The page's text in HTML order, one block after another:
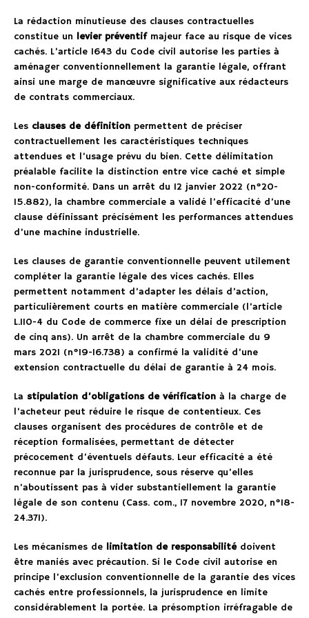
La rédaction minutieuse des clauses contractuelles
constitue un levier préventifmajeur face au risque de vices
cachés. L’article 1643 du Code civil autorise les parties à
aménager conventionnellement la garantie légale, offrant
ainsi une marge de manœuvre significative aux rédacteurs
de contrats commerciaux.
Les clauses de définition permettent de préciser
contractuellement les caractéristiques techniques
attendues et l’usage prévu du bien. Cette délimitation
préalable facilite la distinction entre vice caché et simple
non-conformité. Dans un arrêt du 12 janvier 2022 (n°20-
15.882), la chambre commerciale a validé l’efficacité d’une
clause définissant précisément les performances attendues
d’une machine industrielle.
Les clauses de garantie conventionnelle peuvent utilement
compléter la garantie légale des vices cachés. Elles
permettent notamment d’adapter les délais d’action,
particulièrement courts en matière commerciale (l’article
L.110-4 du Code de commerce fixe un délai de prescription
de cinq ans). Un arrêt de la chambre commerciale du 9
mars 2021 (n°19-16.738) a confirmé la validité d’une
extension contractuelle du délai de garantie à 24 mois.
La stipulation d’obligations de vérification à la charge de
l’acheteur peut réduire le risque de contentieux. Ces
clauses organisent des procédures de contrôle et de
réception formalisées, permettant de détecter
précocement d’éventuels défauts. Leur efficacité a été
reconnue par la jurisprudence, sous réserve qu’elles
n’aboutissent pas à vider substantiellement la garantie
légale de son contenu (Cass. com., 17 novembre 2020, n°18-
24.371).
Les mécanismes de limitation de responsabilitédoivent
être maniés avec précaution. Si le Code civil autorise en
principe l’exclusion conventionnelle de la garantie des vices
cachés entre professionnels, la jurisprudence en limite
considérablement la portée. La présomption irréfragable de